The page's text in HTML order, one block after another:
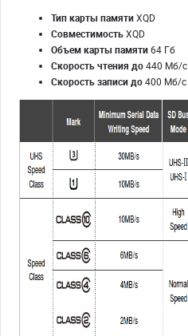
Тип карты памятиXQD
СовместимостьXQD
Объем карты памяти64 Гб
Скорость чтения до440 Мб/с
Скорость записи до400 Мб/с